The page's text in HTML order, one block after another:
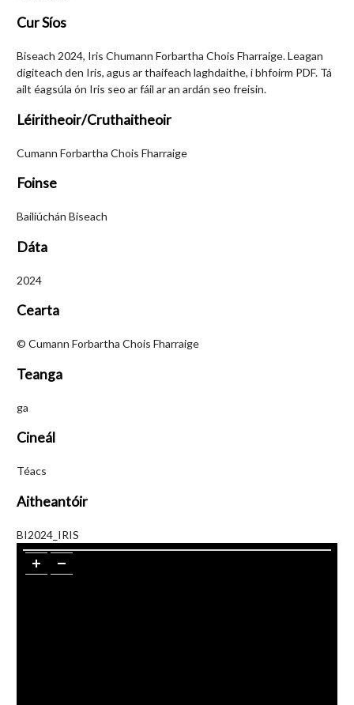
Cur Síos
Biseach 2024, Iris Chumann Forbartha Chois Fharraige. Leagan
digiteach den Iris, agus ar thaifeach laghdaithe, i bhfoirm PDF. Tá
ailt éagsúla ón Iris seo ar fáil ar an ardán seo freisin.
Léiritheoir/Cruthaitheoir
Cumann Forbartha Chois Fharraige
Foinse
Bailiúchán Biseach
Dáta
2024
Cearta
© Cumann Forbartha Chois Fharraige
Teanga
ga
Cineál
Téacs
Aitheantóir
BI2024_IRIS